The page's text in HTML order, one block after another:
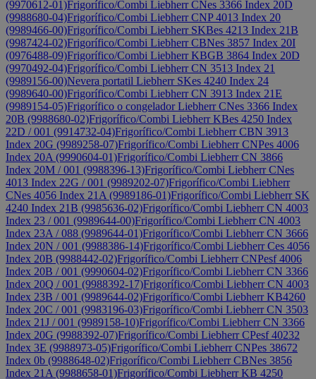
(9970612-01)Frigorífico/Combi Liebherr CNes 3366 Index 20D
(9988680-04)Frigorífico/Combi Liebherr CNP 4013 Index 20
(9989466-00)Frigorífico/Combi Liebherr SKBes 4213 Index 21B
(9987424-02)Frigorífico/Combi Liebherr CBNes 3857 Index 20I
(0976488-09)Frigorífico/Combi Liebherr KBGB 3864 Index 20D
(9970492-04)Frigorífico/Combi Liebherr CN 3513 Index 21
(9989156-00)Nevera portatil Liebherr SKes 4240 Index 24
(9989640-00)Frigorífico/Combi Liebherr CN 3913 Index 21E
(9989154-05)Frigorífico o congelador Liebherr CNes 3366 Index
20B (9988680-02)Frigorífico/Combi Liebherr KBes 4250 Index
22D / 001 (9914732-04)Frigorífico/Combi Liebherr CBN 3913
Index 20G (9989258-07)Frigorífico/Combi Liebherr CNPes 4006
Index 20A (9990604-01)Frigorífico/Combi Liebherr CN 3866
Index 20M / 001 (9988396-13)Frigorífico/Combi Liebherr CNes
4013 Index 22G / 001 (9989202-07)Frigorífico/Combi Liebherr
CNes 4056 Index 21A (9989186-01)Frigorífico/Combi Liebherr SK
4240 Index 21B (9985636-02)Frigorífico/Combi Liebherr CN 4003
Index 23 / 001 (9989644-00)Frigorífico/Combi Liebherr CN 4003
Index 23A / 088 (9989644-01)Frigorífico/Combi Liebherr CN 3666
Index 20N / 001 (9988386-14)Frigorífico/Combi Liebherr Ces 4056
Index 20B (9988442-02)Frigorífico/Combi Liebherr CNPesf 4006
Index 20B / 001 (9990604-02)Frigorífico/Combi Liebherr CN 3366
Index 20Q / 001 (9988392-17)Frigorífico/Combi Liebherr CN 4003
Index 23B / 001 (9989644-02)Frigorífico/Combi Liebherr KB4260
Index 20C / 001 (9983196-03)Frigorífico/Combi Liebherr CN 3503
Index 21J / 001 (9989158-10)Frigorífico/Combi Liebherr CN 3366
Index 20G (9988392-07)Frigorífico/Combi Liebherr CPesf 40232
Index 3E (9988973-05)Frigorífico/Combi Liebherr CNPes 38672
Index 0b (9988648-02)Frigorífico/Combi Liebherr CBNes 3856
Index 21A (9988658-01)Frigorífico/Combi Liebherr KB 4250